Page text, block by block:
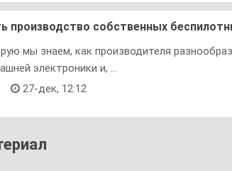
производство собственных
мы знаем, как производителя
электроники и, ...
27-дек, 12:12